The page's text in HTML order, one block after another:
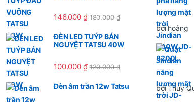
146.000 ₫ 180.000₫
ĐÈN LED TUÝP BÁN
NGUYỆT TATSU 40W
100.000 ₫ 120.000₫
Đèn âm trần 12w Tatsu
bởi hoàng
bởi Thúy